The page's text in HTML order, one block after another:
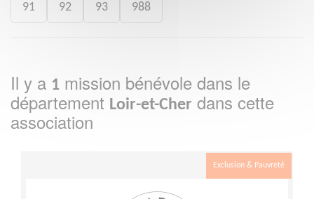
91 92 93 988
Il y a 1 mission bénévole dans le
département Loir-et-Cher dans cette
association
Exclusion & Pauvreté